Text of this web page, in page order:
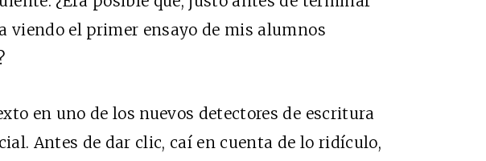
viendo el primer ensayo de mis alumnos
en uno de los nuevos detectores de escritura
Antes de dar clic, caí en cuenta de lo ridículo,